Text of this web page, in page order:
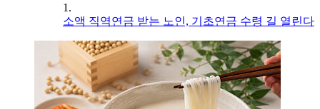
1.
소액 직역연금 받는 노인, 기초연금 수령 길 열린다